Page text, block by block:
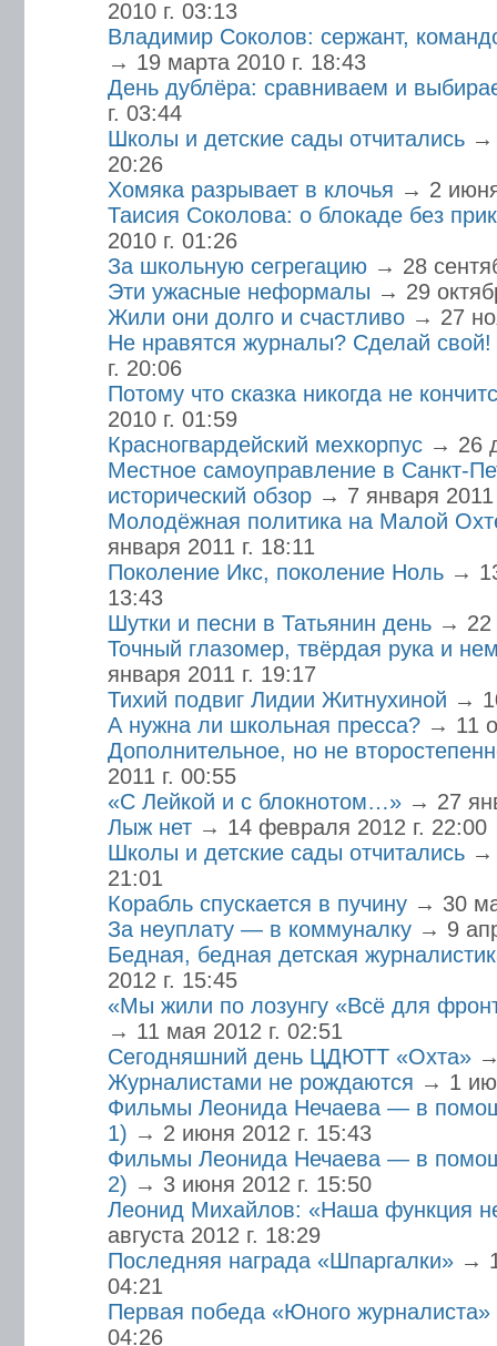
2010 г. 03:13
Владимир Соколов: сержант,
→ 19 марта 2010 г. 18:43
День дублёра: сравниваем и
г. 03:44
Школы и детские сады отчитались →
20:26
Хомяка разрывает в клочья → 2
Таисия Соколова: о блокаде без
2010 г. 01:26
За школьную сегрегацию → 28
Эти ужасные неформалы → 29
Жили они долго и счастливо → 27
Не нравятся журналы? Сделай свой!
г. 20:06
Потому что сказка никогда не
2010 г. 01:59
Красногвардейский мехкорпус → 26
Местное самоуправление в Санкт-
исторический обзор → 7 января 2011
Молодёжная политика на Малой
января 2011 г. 18:11
Поколение Икс, поколение Ноль →
13:43
Шутки и песни в Татьянин день → 22
Точный глазомер, твёрдая рука и
января 2011 г. 19:17
Тихий подвиг Лидии Житнухиной →
А нужна ли школьная пресса? → 11
Дополнительное, но не
2011 г. 00:55
«С Лейкой и с блокнотом…» → 27
Лыж нет → 14 февраля 2012 г. 22:00
Школы и детские сады отчитались →
21:01
Корабль спускается в пучину → 30
За неуплату — в коммуналку → 9
Бедная, бедная детская
2012 г. 15:45
«Мы жили по лозунгу «Всё для
→ 11 мая 2012 г. 02:51
Сегодняшний день ЦДЮТТ «Охта»
Журналистами не рождаются → 1
Фильмы Леонида Нечаева — в
1) → 2 июня 2012 г. 15:43
Фильмы Леонида Нечаева — в
2) → 3 июня 2012 г. 15:50
Леонид Михайлов: «Наша функция
августа 2012 г. 18:29
Последняя награда «Шпаргалки» →
04:21
Первая победа «Юного журналиста»
04:26